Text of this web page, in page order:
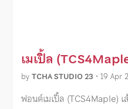
เมเปิ้ล
byTCHA STUDIO 23 • 19 Apr
ฟอนต์เมเปิ้ล (TCS4Maple)